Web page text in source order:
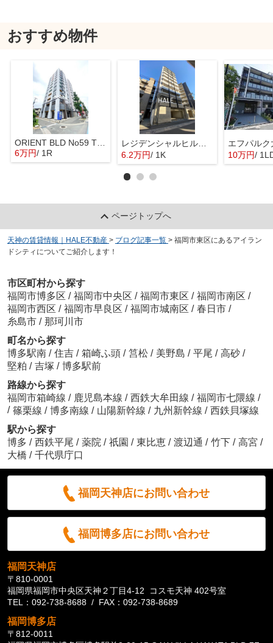
おすすめ物件
ORIENT BLD No59 TWINS
6万円/ 1R
レジデンシャルヒルズ博多駅前弐番館
6.2万円/ 1K
エフパル
10万円/
ページトップへ
天神の賃貸情報｜HALE不動産 > ブログ記事一覧 > 福岡市東区にあるアイラン
ドシティについてご紹介します！
市区町村から探す
福岡市博多区 / 福岡市中央区 / 福岡市東区 / 福岡市南区 /
福岡市西区 / 福岡市早良区 / 福岡市城南区 / 春日市 /
糸島市 / 那珂川市
町名から探す
博多駅南 / 住吉 / 箱崎ふ頭 / 筥松 / 美野島 / 平尾 / 高砂 /
堅粕 / 吉塚 / 博多駅前
路線から探す
福岡市箱崎線 / 鹿児島本線 / 西鉄大牟田線 / 福岡市七隈線 /
/ 篠栗線 / 博多南線 / 山陽新幹線 / 九州新幹線 / 西鉄貝塚線
駅から探す
博多 / 西鉄平尾 / 薬院 / 祇園 / 東比恵 / 渡辺通 / 竹下 / 高宮 /
大橋 / 千代県庁口
福岡天神店にお問い合わせ
福岡博多店にお問い合わせ
福岡天神店
〒810-0001
福岡県福岡市中央区天神２丁目4-12 コスモ天神 402号室
TEL：092-738-8688 / FAX：092-738-8689
福岡博多店
〒812-0011